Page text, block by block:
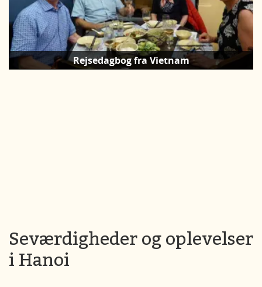
Rejsedagbog fra Vietnam
Seværdigheder og oplevelser
i Hanoi